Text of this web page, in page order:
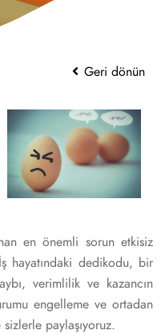
Geri dönün
en önemli sorun etkisiz
hayatındaki dedikodu, bir
verimlilik ve kazancın
engelleme ve ortadan
paylaşıyoruz.